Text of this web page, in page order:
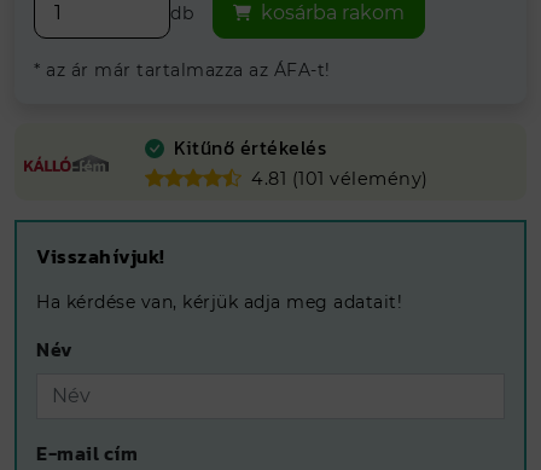
db kosárba rakom
* az ár már tartalmazza az ÁFA-t!
Kitűnő értékelés
4.81 (101 vélemény)
Visszahívjuk!
Ha kérdése van, kérjük adja meg adatait!
Név
E-mail cím